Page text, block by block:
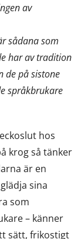
av
sådana som
har av tradition
de på sistone
språkbrukare
hos
krog så tänker
är en
sina
som
– känner
sätt, frikostigt